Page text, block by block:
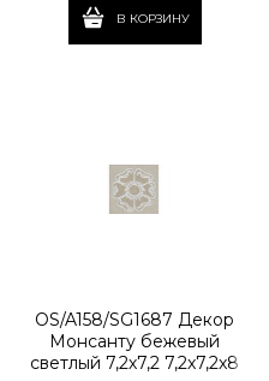
В КОРЗИНУ
OS/A158/SG1687 Декор
Монсанту бежевый
светлый 7,2х7,2 7,2x7,2x8